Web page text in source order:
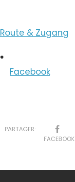
Route & Zugang
Facebook
PARTAGER:
FACEBOOK